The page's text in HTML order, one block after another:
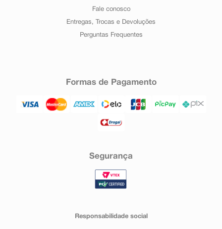
Fale conosco
Entregas, Trocas e Devoluções
Perguntas Frequentes
Formas de Pagamento
Segurança
Responsabilidade social